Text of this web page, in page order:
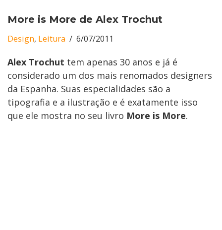
More is More de Alex Trochut
Design, Leitura 6/07/2011
Alex Trochut tem apenas 30 anos e já é
considerado um dos mais renomados designers
da Espanha. Suas especialidades são a
tipografia e a ilustração e é exatamente isso
que ele mostra no seu livro More is More.